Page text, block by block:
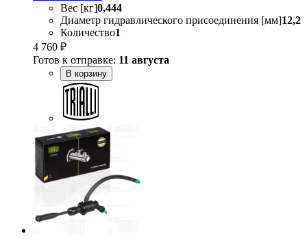
Вес [кг]0,444
Диаметр гидравлического присоединения [мм]12,2
Количество1
4 760 ₽
Готов к отправке: 11 августа
В корзину